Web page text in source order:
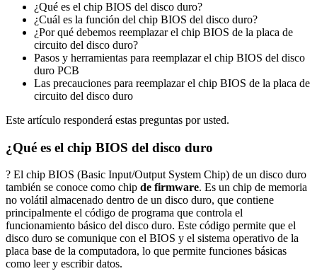
¿Qué es el chip BIOS del disco duro?
¿Cuál es la función del chip BIOS del disco duro?
¿Por qué debemos reemplazar el chip BIOS de la placa de
circuito del disco duro?
Pasos y herramientas para reemplazar el chip BIOS del disco
duro PCB
Las precauciones para reemplazar el chip BIOS de la placa de
circuito del disco duro
Este artículo responderá estas preguntas por usted.
¿Qué es el chip BIOS del disco duro
? El chip BIOS (Basic Input/Output System Chip) de un disco duro
también se conoce como chip de firmware. Es un chip de memoria
no volátil almacenado dentro de un disco duro, que contiene
principalmente el código de programa que controla el
funcionamiento básico del disco duro. Este código permite que el
disco duro se comunique con el BIOS y el sistema operativo de la
placa base de la computadora, lo que permite funciones básicas
como leer y escribir datos.